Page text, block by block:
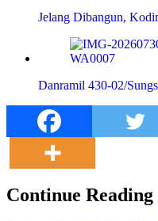
Jelang Dibangun,
Danramil 430-02/
Continue Reading